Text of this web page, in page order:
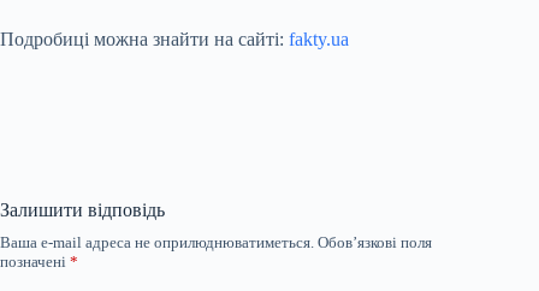
Подробиці можна знайти на сайті: fakty.ua
Залишити відповідь
Ваша e-mail адреса не оприлюднюватиметься. Обов’язкові поля
позначені *